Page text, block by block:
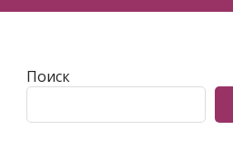
Поиск